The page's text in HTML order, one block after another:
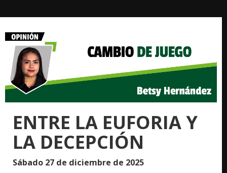
ENTRE LA EUFORIA Y
LA DECEPCIÓN
Sábado 27 de diciembre de 2025